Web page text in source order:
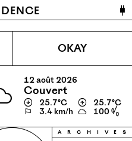
🔌
OKAY
12 août 2026
couvert
↓ 25.7℃ ↑
25.7℃
⚐
3.4 km/h 100 %
a r c h i v e s